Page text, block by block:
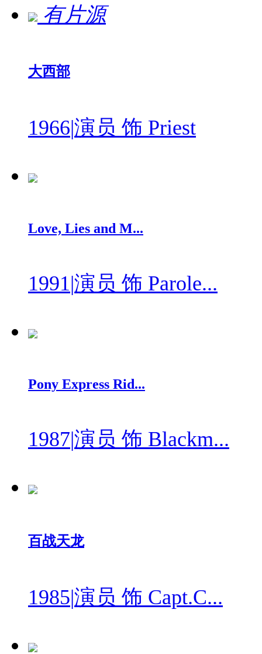
有片源
大西部
1966|演员 饰 Priest
Love, Lies and M...
1991|演员 饰 Parole...
Pony Express Rid...
1987|演员 饰 Blackm...
百战天龙
1985|演员 饰 Capt.C...